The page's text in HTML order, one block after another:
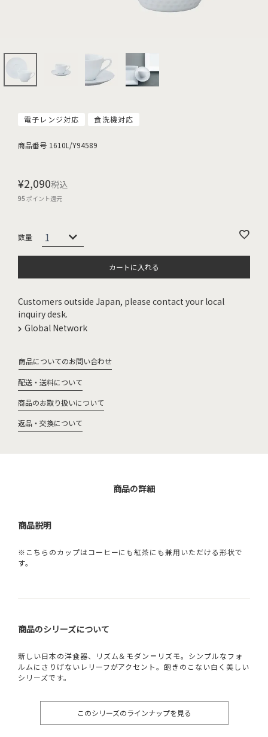
電子レンジ対応 食洗機対応
商品番号 1610L/Y94589
¥2,090税込
95ポイント還元
カートに入れる
Customers outside Japan, please contact your local
inquiry desk.
Global Network
商品についてのお問い合わせ
配送・送料について
商品のお取り扱いについて
返品・交換について
商品の詳細
商品説明
※こちらのカップはコーヒーにも紅茶にも兼用いただける形状で
す。
商品のシリーズについて
新しい日本の洋食器、リズム＆モダン＝リズモ。シンプルなフォ
ルムにさりげないレリーフがアクセント。飽きのこない白く美しい
シリーズです。
このシリーズのラインナップを見る